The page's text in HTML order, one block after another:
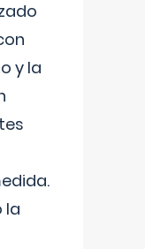
y la
la